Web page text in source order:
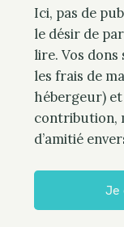
n
Ici, pas de
le désir de
lire. Vos
les frais de
hébergeur)
contribution,
d’amitié
Je